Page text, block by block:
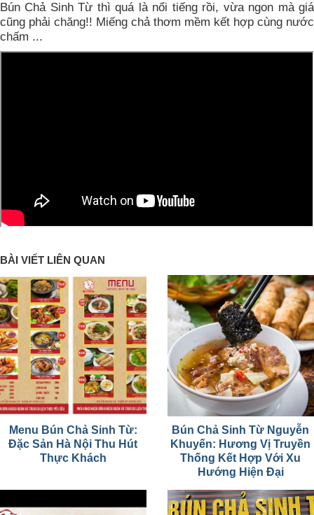
Bún Chả Sinh Từ thì quá là nổi tiếng rồi, vừa ngon mà giá
cũng phải chăng!! Miếng chả thơm mềm kết hợp cùng nước
chấm ...
BÀI VIẾT LIÊN QUAN
Menu Bún Chả Sinh Từ:
Đặc Sản Hà Nội Thu Hút
Thực Khách
Bún Chả Sinh Từ Nguyễn
Khuyến: Hương Vị Truyền
Thống Kết Hợp Với Xu
Hướng Hiện Đại